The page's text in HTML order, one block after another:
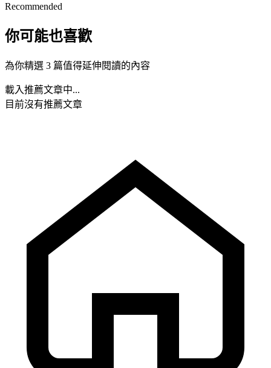
Recommended
你可能也喜歡
為你精選 3 篇值得延伸閱讀的內容
載入推薦文章中...
目前沒有推薦文章